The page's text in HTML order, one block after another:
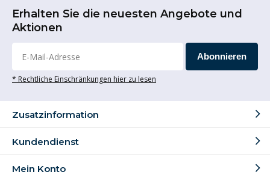
Erhalten Sie die neuesten Angebote und
Aktionen
Abonnieren
* Rechtliche Einschränkungen hier zu lesen
Zusatzinformation
Kundendienst
Mein Konto